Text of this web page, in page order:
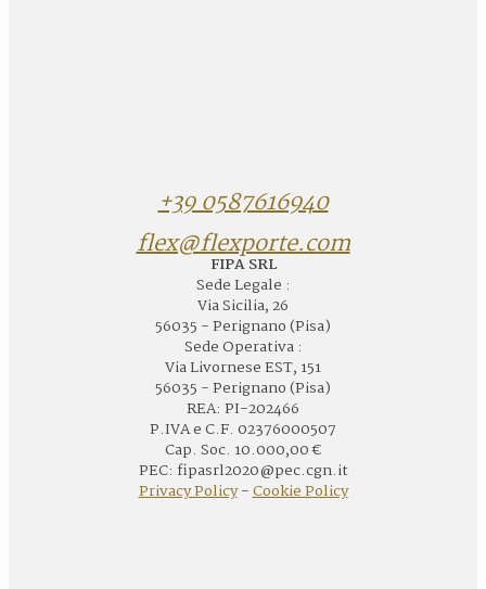
+39 0587616940
flex@flexporte.com
FIPA SRL
Sede Legale :
Via Sicilia, 26
56035 - Perignano (Pisa)
Sede Operativa :
Via Livornese EST, 151
56035 - Perignano (Pisa)
REA: PI-202466
P.IVA e C.F. 02376000507
Cap. Soc. 10.000,00 €
PEC: fipasrl2020@pec.cgn.it
Privacy Policy-Cookie Policy